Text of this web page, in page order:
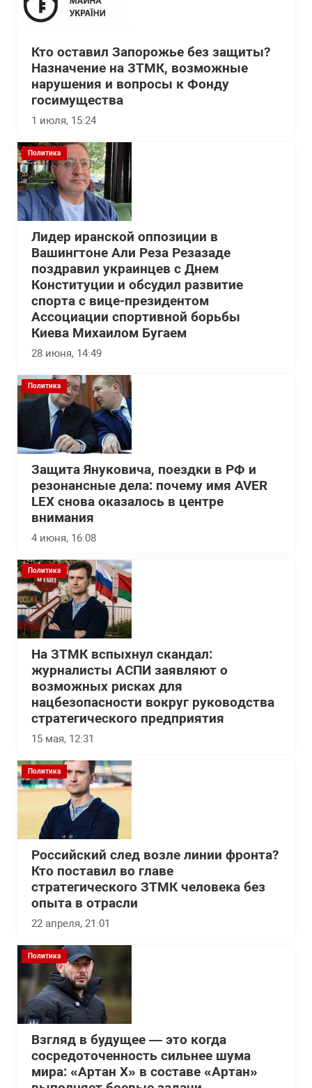
Кто оставил Запорожье без защиты?
Назначение на ЗТМК, возможные
нарушения и вопросы к Фонду
госимущества
1 июля, 15:24
Политика
Лидер иранской оппозиции в
Вашингтоне Али Реза Резазаде
поздравил украинцев с Днем
Конституции и обсудил развитие
спорта с вице-президентом
Ассоциации спортивной борьбы
Киева Михаилом Бугаем
28 июня, 14:49
Политика
Защита Януковича, поездки в РФ и
резонансные дела: почему имя AVER
LEX снова оказалось в центре
внимания
4 июня, 16:08
Политика
На ЗТМК вспыхнул скандал:
журналисты АСПИ заявляют о
возможных рисках для
нацбезопасности вокруг руководства
стратегического предприятия
15 мая, 12:31
Политика
Российский след возле линии фронта?
Кто поставил во главе
стратегического ЗТМК человека без
опыта в отрасли
22 апреля, 21:01
Политика
Взгляд в будущее — это когда
сосредоточенность сильнее шума
мира: «Артан Х» в составе «Артан»